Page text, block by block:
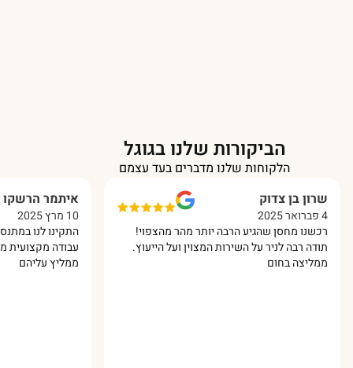
הביקורות שלנו בגוגל
הלקוחות שלנו מדברים בעד עצמם
שרון בן צדוק
רכשנו מחסן שהגיע הרבה יותר מהר מהצפוי!
תודה רבה לניר על השירות המצוין ועל הייעוץ.
ממליצה בחום
איתמר הרשקו
התקינו לנו במתנס
עבודה מקצועית
ממליץ עליהם